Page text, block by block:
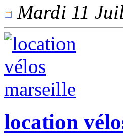
Mardi 11
location